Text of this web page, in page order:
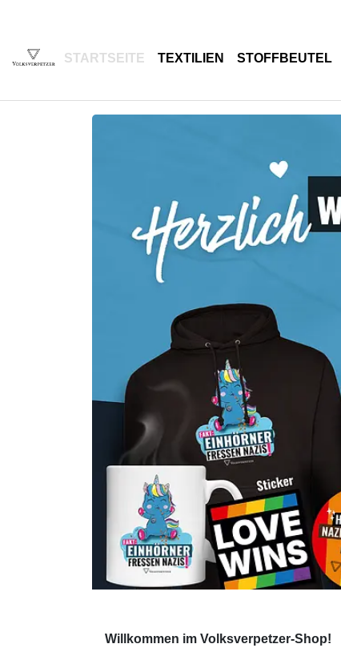
STARTSEITE TEXTILIEN STOFFBEUTEL
Willkommen im Volksverpetzer-Shop!